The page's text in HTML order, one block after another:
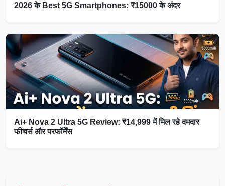
2026 के Best 5G Smartphones: ₹15000 के अंदर
Ai+ Nova 2 Ultra 5G Review: ₹14,999 में मिल रहे दमदार
फीचर्स और परफॉर्मेंस